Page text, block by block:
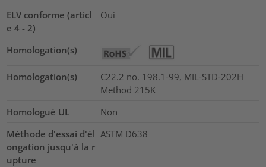
ELV conforme (articl
e 4 - 2)
Oui
Homologation(s)
Homologation(s)
C22.2 no. 198.1-99, MIL-STD-202H
Method 215K
Homologué UL
Non
Méthode d'essai d'él
ongation jusqu'à la r
upture
ASTM D638